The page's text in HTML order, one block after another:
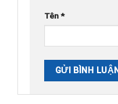
Tên*